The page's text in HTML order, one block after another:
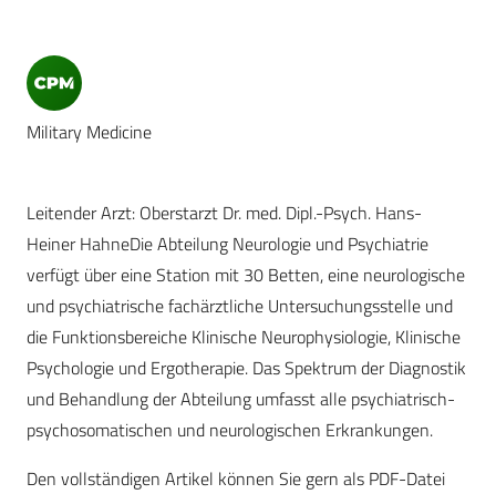
Military Medicine
Leitender Arzt: Oberstarzt Dr. med. Dipl.-Psych. Hans-
Heiner HahneDie Abteilung Neurologie und Psychiatrie
verfügt über eine Station mit 30 Betten, eine neurologische
und psychiatrische fachärztliche Untersuchungsstelle und
die Funktionsbereiche Klinische Neurophysiologie, Klinische
Psychologie und Ergotherapie. Das Spektrum der Diagnostik
und Behandlung der Abteilung umfasst alle psychiatrisch-
psychosomatischen und neurologischen Erkrankungen.
Den vollständigen Artikel können Sie gern als PDF-Datei